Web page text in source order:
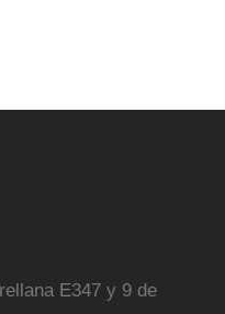
E347 y 9 de